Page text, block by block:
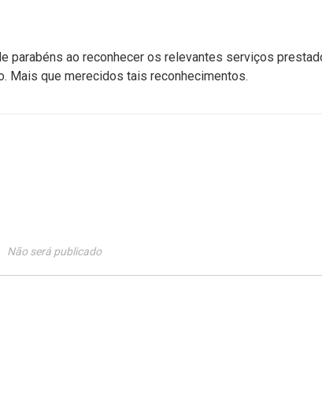
parabéns ao reconhecer os relevantes serviços
Mais que merecidos tais reconhecimentos.
Não será publicado